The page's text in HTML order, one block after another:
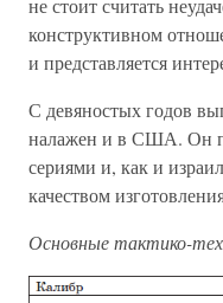
не стоит считать
конструктивном
и представляется
С девяностых годов
налажен и в США. Он
сериями и, как и
качеством
Основные тактико-